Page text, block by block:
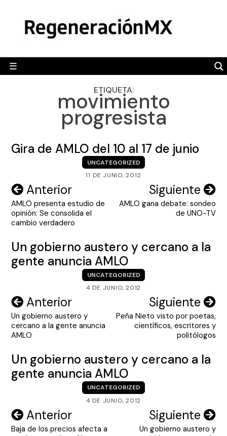
content
☰
POLÍTICA
CAMALEÓN
OPINIÓN
DEPORTES
VIDEOS
ETIQUETA:
movimiento
progresista
Gira de AMLO del 10 al 17 de junio
UNCATEGORIZED
11 DE JUNIO, 2012
Navegación
de
entradas
Anterior
AMLO presenta estudio de
opinión: Se consolida el
cambio verdadero
Siguiente
AMLO gana debate: sondeo
de UNO-TV
Un gobierno austero y cercano a la
gente anuncia AMLO
UNCATEGORIZED
4 DE JUNIO, 2012
Navegación
de
entradas
Anterior
Un gobierno austero y
cercano a la gente anuncia
AMLO
Siguiente
Peña Nieto visto por poetas,
científicos, escritores y
politólogos
Un gobierno austero y cercano a la
gente anuncia AMLO
UNCATEGORIZED
4 DE JUNIO, 2012
Navegación
de
Anterior
Baja de los precios afecta a
Siguiente
Un gobierno austero y